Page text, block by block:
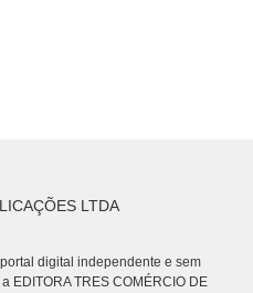
LTDA
digital independente e sem
EDITORA TRES COMÉRCIO DE